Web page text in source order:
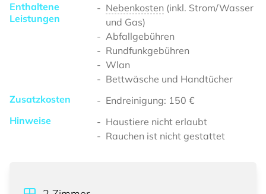
Enthaltene
Leistungen
Nebenkosten (inkl. Strom/Wasser
und Gas)
Abfallgebühren
Rundfunkgebühren
Wlan
Bettwäsche und Handtücher
Zusatzkosten
Endreinigung: 150 €
Hinweise
Haustiere nicht erlaubt
Rauchen ist nicht gestattet